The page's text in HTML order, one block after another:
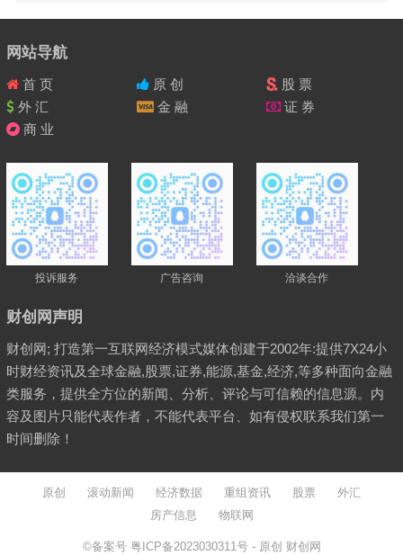
网站导航
首 页 原 创
股 票
外 汇
金 融
证 券
商 业
投诉服务 广告咨询 洽谈合作
财创网声明
财创网; 打造第一互联网经济模式媒体创建于2002年:提供7X24小
时财经资讯及全球金融,股票,证券,能源,基金,经济,等多种面向金融
类服务，提供全方位的新闻、分析、评论与可信赖的信息源。内
容及图片只能代表作者，不能代表平台、如有侵权联系我们第一
时间删除！
原创 滚动新闻 经济数据 重组资讯 股票
外汇
房产信息
物联网
©备案号 粤ICP备2023030311号 - 原创 财创网